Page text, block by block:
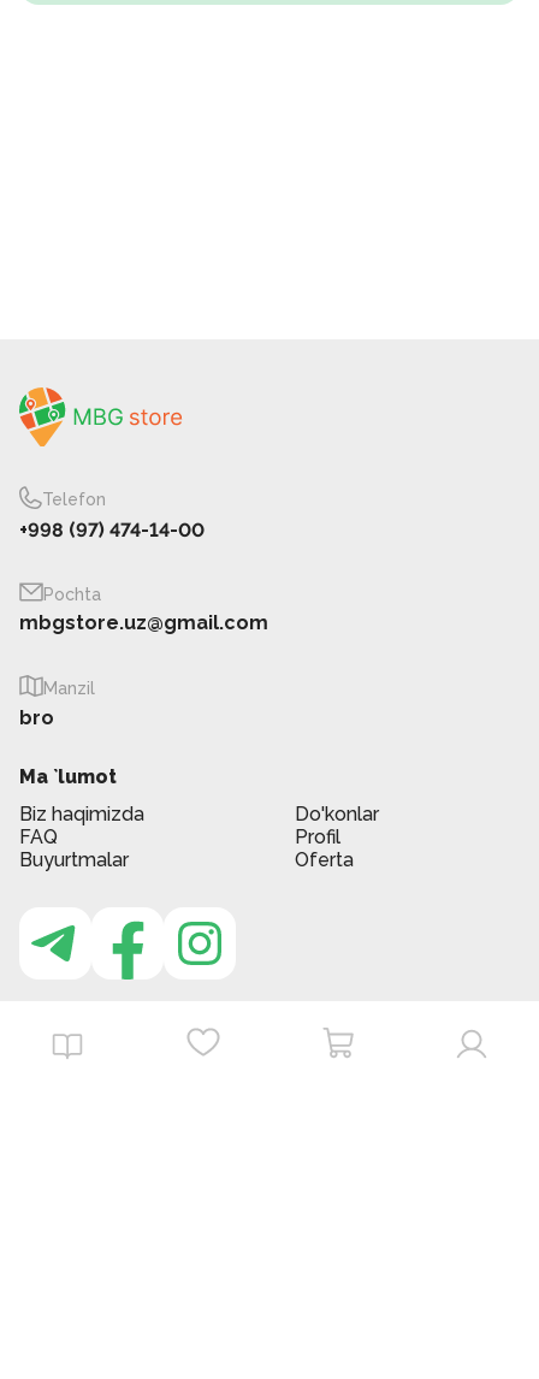
Telefon
+998 (97) 474-14-00
Pochta
mbgstore.uz@gmail.com
Manzil
bro
Ma `lumot
Biz haqimizda
Do'konlar
FAQ
Profil
Buyurtmalar
Oferta
MBG do'kon ilovasi